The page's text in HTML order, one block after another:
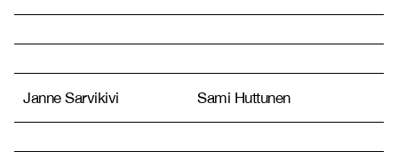
Janne Sarvikivi Sami Huttunen